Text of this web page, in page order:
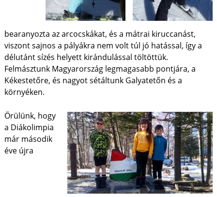
bearanyozta az arcocskákat, és a mátrai kiruccanást,
viszont sajnos a pályákra nem volt túl jó hatással, így a
délutánt sízés helyett kirándulással töltöttük.
Felmásztunk Magyarország legmagasabb pontjára, a
Kékestetőre, és nagyot sétáltunk Galyatetőn és a
környéken.
Örülünk, hogy
a Diákolimpia
már második
éve újra